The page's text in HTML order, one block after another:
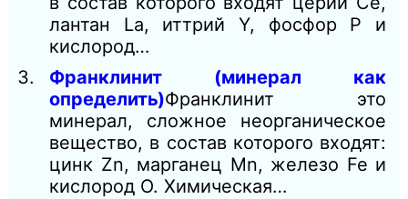
лантан La, иттрий Y, фосфор P и
кислород…
Франклинит (минерал как
определить)Франклинит это
минерал, сложное неорганическое
вещество, в состав которого входят:
цинк Zn, марганец Mn, железо Fe и
кислород О. Химическая…